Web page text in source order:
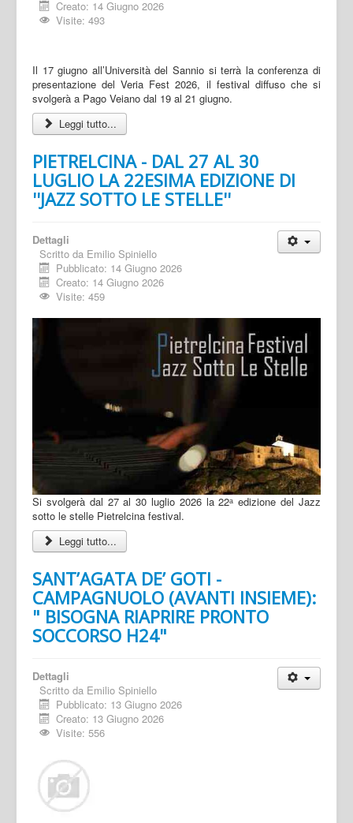
Creato: 14 Giugno 2026
Visite: 493
Il 17 giugno all’Università del Sannio si terrà la conferenza di
presentazione del Veria Fest 2026, il festival diffuso che si
svolgerà a Pago Veiano dal 19 al 21 giugno.
Leggi tutto...
PIETRELCINA - DAL 27 AL 30
LUGLIO LA 22ESIMA EDIZIONE DI
''JAZZ SOTTO LE STELLE''
Dettagli
Scritto da Emilio Spiniello
Pubblicato: 14 Giugno 2026
Creato: 14 Giugno 2026
Visite: 459
Si svolgerà dal 27 al 30 luglio 2026 la 22ᵃ edizione del Jazz
sotto le stelle Pietrelcina festival.
Leggi tutto...
SANT’AGATA DE’ GOTI -
CAMPAGNUOLO (AVANTI INSIEME):
" BISOGNA RIAPRIRE PRONTO
SOCCORSO H24"
Dettagli
Scritto da Emilio Spiniello
Pubblicato: 13 Giugno 2026
Creato: 13 Giugno 2026
Visite: 556